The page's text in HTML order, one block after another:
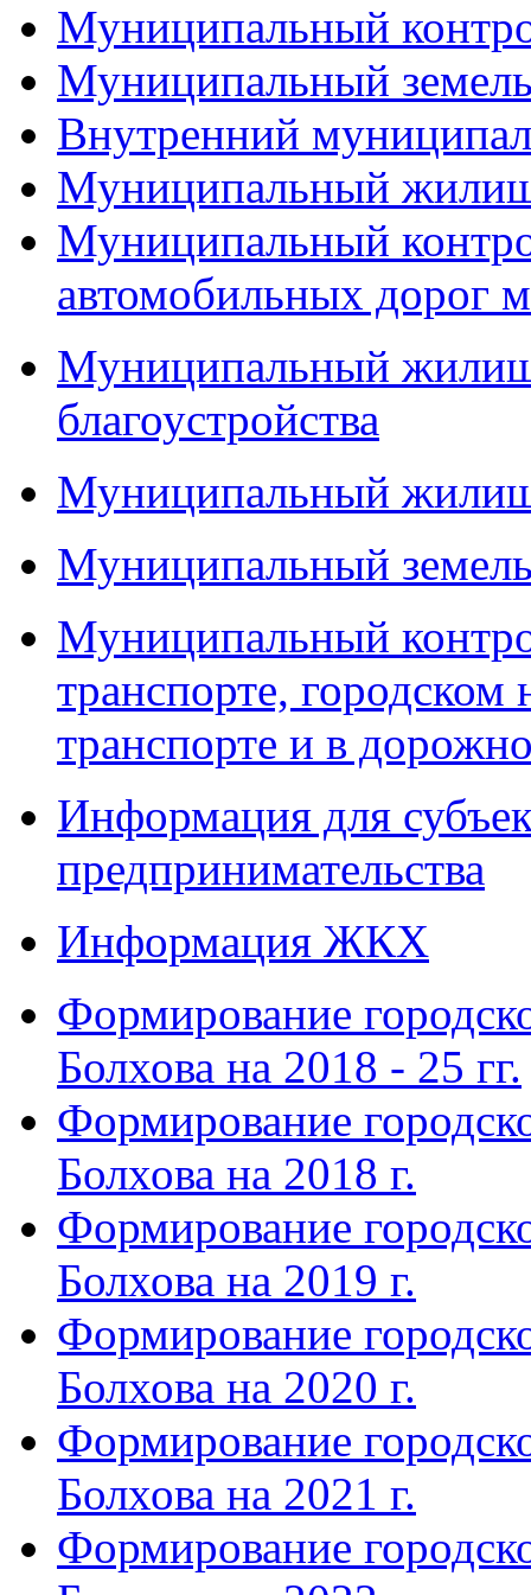
Муниципальный
Муниципальный
Внутренний
Муниципальный
Муниципальный
автомобильных дорог
Муниципальный
благоустройства
Муниципальный
Муниципальный
Муниципальный
транспорте, городском
транспорте и в
Информация для
предпринимательства
Информация ЖКХ
Формирование
Болхова на 2018 - 25 гг.
Формирование
Болхова на 2018 г.
Формирование
Болхова на 2019 г.
Формирование
Болхова на 2020 г.
Формирование
Болхова на 2021 г.
Формирование